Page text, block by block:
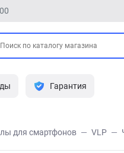
Гарантия
для смартфонов VLP